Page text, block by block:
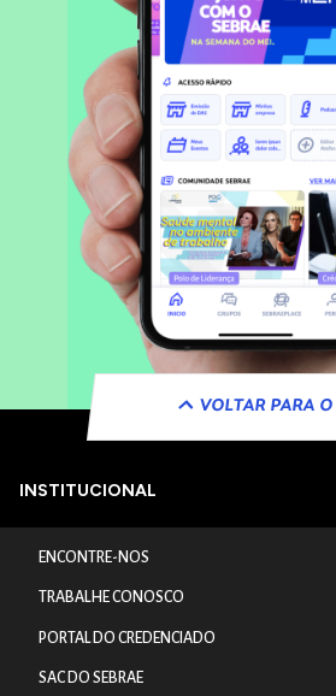
VOLTAR PARA
INSTITUCIONAL
ENCONTRE-NOS
TRABALHE CONOSCO
PORTAL DO CREDENCIADO
SAC DO SEBRAE